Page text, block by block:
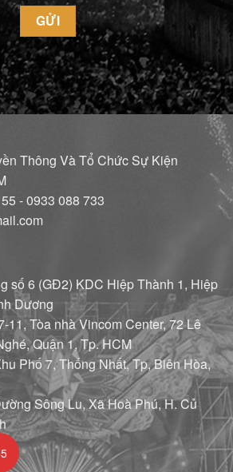
Thông Và Tổ Chức Sự Kiện
- 0933 088 733
số 6 (GĐ2) KDC Hiệp Thành 1, Hiệp
Dương
11, Tòa nhà Vincom Center, 72 Lê
Quận 1, Tp. HCM
Phố 7, Thống Nhất, Tp, Biên Hòa,
Sông Lu, Xã Hoà Phú, H. Củ